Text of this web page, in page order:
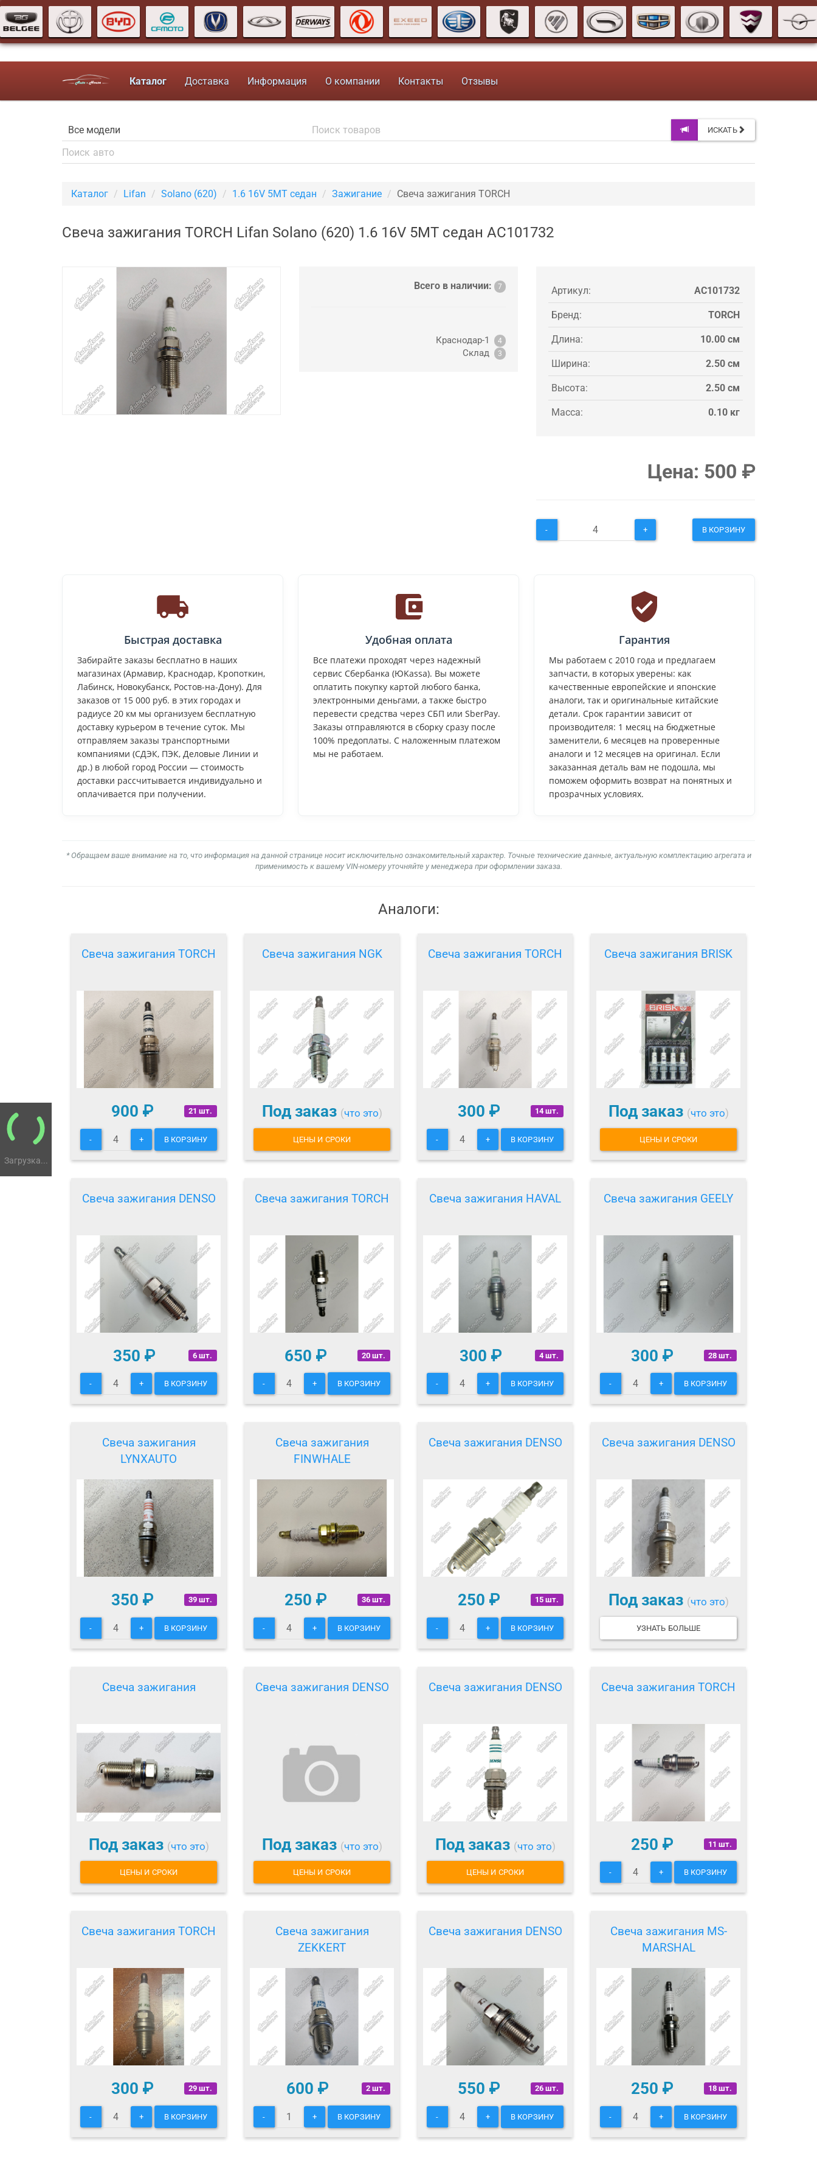
Загрузка...
Каталог Доставка Информация О компании Контакты Отзывы
ИСКАТЬ
Каталог Lifan Solano (620) 1.6 16V 5MT седан Зажигание Свеча зажигания TORCH
Свеча зажигания TORCH Lifan Solano (620) 1.6 16V 5MT седан AC101732
Всего в наличии: 7
Краснодар-1 4
Склад 3
Артикул: AC101732
Бренд: TORCH
Длина: 10.00 см
Ширина: 2.50 см
Высота: 2.50 см
Масса: 0.10 кг
Цена: 500 ₽
- + В КОРЗИНУ
Быстрая доставка
Забирайте заказы бесплатно в наших
магазинах (Армавир, Краснодар, Кропоткин,
Лабинск, Новокубанск, Ростов-на-Дону). Для
заказов от 15 000 руб. в этих городах и
радиусе 20 км мы организуем бесплатную
доставку курьером в течение суток. Мы
отправляем заказы транспортными
компаниями (СДЭК, ПЭК, Деловые Линии и
др.) в любой город России — стоимость
доставки рассчитывается индивидуально и
оплачивается при получении.
Удобная оплата
Все платежи проходят через надежный
сервис Сбербанка (ЮKassa). Вы можете
оплатить покупку картой любого банка,
электронными деньгами, а также быстро
перевести средства через СБП или SberPay.
Заказы отправляются в сборку сразу после
100% предоплаты. С наложенным платежом
мы не работаем.
Гарантия
Мы работаем с 2010 года и предлагаем
запчасти, в которых уверены: как
качественные европейские и японские
аналоги, так и оригинальные китайские
детали. Срок гарантии зависит от
производителя: 1 месяц на бюджетные
заменители, 6 месяцев на проверенные
аналоги и 12 месяцев на оригинал. Если
заказанная деталь вам не подошла, мы
поможем оформить возврат на понятных и
прозрачных условиях.
* Обращаем ваше внимание на то, что информация на данной странице носит исключительно ознакомительный характер. Точные технические данные, актуальную комплектацию агрегата и
применимость к вашему VIN-номеру уточняйте у менеджера при оформлении заказа.
Аналоги:
Свеча зажигания TORCH
21 шт.
900 ₽
- + В КОРЗИНУ
Свеча зажигания NGK
Под заказ (что это)
ЦЕНЫ И СРОКИ
Свеча зажигания TORCH
14 шт.
300 ₽
- + В КОРЗИНУ
Свеча зажигания BRISK
Под заказ (что это)
ЦЕНЫ И СРОКИ
Свеча зажигания DENSO
6 шт.
350 ₽
- + В КОРЗИНУ
Свеча зажигания TORCH
20 шт.
650 ₽
- + В КОРЗИНУ
Свеча зажигания HAVAL
4 шт.
300 ₽
- + В КОРЗИНУ
Свеча зажигания GEELY
28 шт.
300 ₽
- + В КОРЗИНУ
Свеча зажигания
LYNXAUTO
39 шт.
350 ₽
- + В КОРЗИНУ
Свеча зажигания
FINWHALE
36 шт.
250 ₽
- + В КОРЗИНУ
Свеча зажигания DENSO
15 шт.
250 ₽
- + В КОРЗИНУ
Свеча зажигания DENSO
Под заказ (что это)
УЗНАТЬ БОЛЬШЕ
Свеча зажигания
Под заказ (что это)
ЦЕНЫ И СРОКИ
Свеча зажигания DENSO
Под заказ (что это)
ЦЕНЫ И СРОКИ
Свеча зажигания DENSO
Под заказ (что это)
ЦЕНЫ И СРОКИ
Свеча зажигания TORCH
11 шт.
250 ₽
- + В КОРЗИНУ
Свеча зажигания TORCH
29 шт.
300 ₽
- + В КОРЗИНУ
Свеча зажигания
ZEKKERT
2 шт.
600 ₽
- + В КОРЗИНУ
Свеча зажигания DENSO
26 шт.
550 ₽
- + В КОРЗИНУ
Свеча зажигания MS-
MARSHAL
18 шт.
250 ₽
- + В КОРЗИНУ